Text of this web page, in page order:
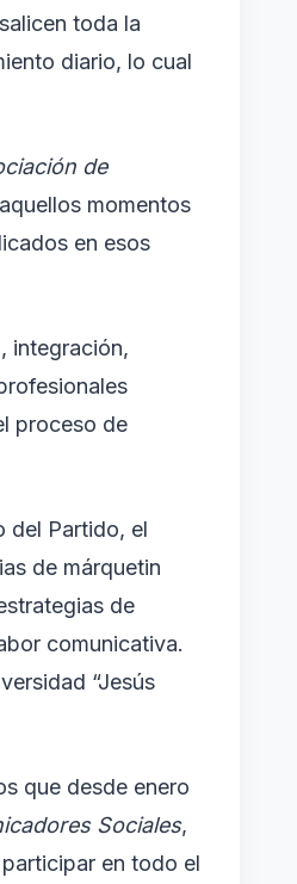
toda la
diario, lo cual
de
momentos
en esos
integración,
proceso de
del Partido, el
de márquetin
de
comunicativa.
“Jesús
que desde enero
Sociales,
en todo el